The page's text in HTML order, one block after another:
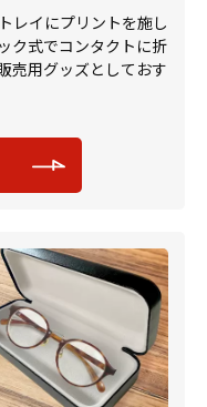
レイにプリントを施し
ク式でコンタクトに折
売用グッズとしておす